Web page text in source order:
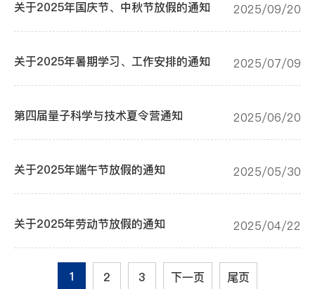
关于2025年国庆节、中秋节放假的通知 2025/09/20
关于2025年暑期学习、工作安排的通知 2025/07/09
第四届量子科学与技术夏令营通知 2025/06/20
关于2025年端午节放假的通知 2025/05/30
关于2025年劳动节放假的通知 2025/04/22
1 2 3 下一页 尾页